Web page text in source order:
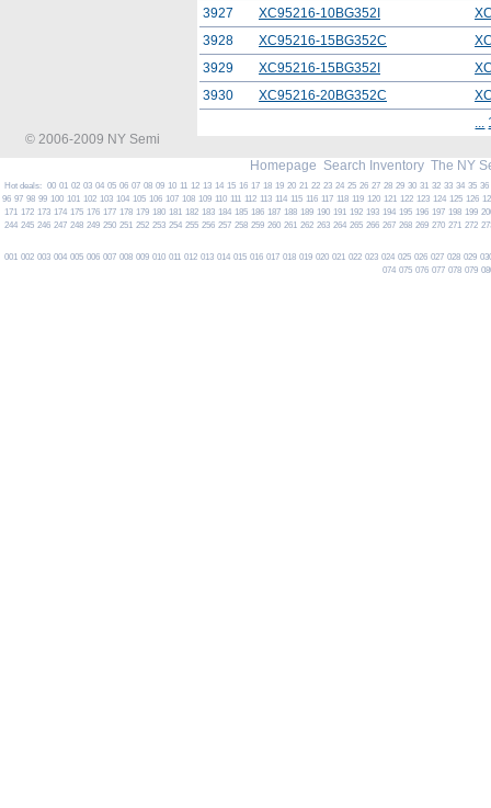
3927
XC95216-10BG352I
3928
XC95216-15BG352C
3929
XC95216-15BG352I
3930
XC95216-20BG352C
...
© 2006-2009 NY Semi
Homepage Search Inventory The NY
Hot deals: 00 01 02 03 04 05 06 07 08 09 10 11 12 13 14 15 16 17 18 19 20 21 22 23 24 25 26 27 28 29 30 31 32 33 34 35 36
96 97 98 99 100 101 102 103 104 105 106 107 108 109 110 111 112 113 114 115 116 117 118 119 120 121 122 123 124 125 126
171 172 173 174 175 176 177 178 179 180 181 182 183 184 185 186 187 188 189 190 191 192 193 194 195 196 197 198 199
244 245 246 247 248 249 250 251 252 253 254 255 256 257 258 259 260 261 262 263 264 265 266 267 268 269 270 271 272
001 002 003 004 005 006 007 008 009 010 011 012 013 014 015 016 017 018 019 020 021 022 023 024 025 026 027 028 029
074 075 076 077 078 079